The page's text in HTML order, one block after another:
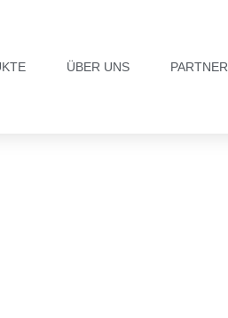
ÜBER UNS PARTNER